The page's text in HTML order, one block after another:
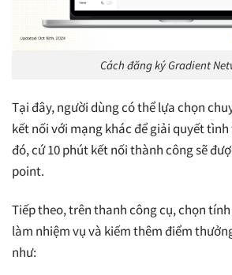
Cách đăng ký Gradient
Tại đây, người dùng có thể lựa chọn
kết nối với mạng khác để giải quyết
đó, cứ 10 phút kết nối thành công sẽ
point.
Tiếp theo, trên thanh công cụ, chọn
làm nhiệm vụ và kiếm thêm điểm
như: